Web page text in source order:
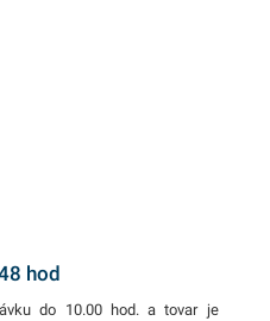
hod
do 10.00 hod. a tovar je